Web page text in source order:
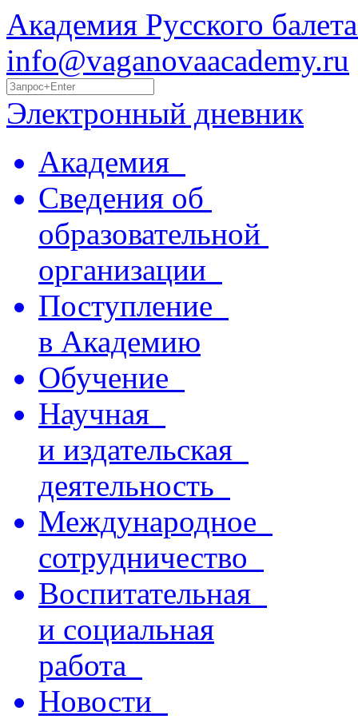
Академия Русского
info@vaganovaacademy.ru
Электронный дневник
Академия
Сведения об
образовательной
организации
Поступление
в Академию
Обучение
Научная
и издательская
деятельность
Международное
сотрудничество
Воспитательная
и социальная
работа
Новости